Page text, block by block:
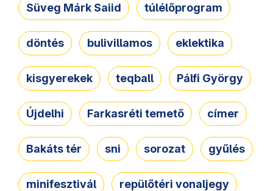
Süveg Márk Saiid túlélőprogram
döntés bulivillamos eklektika
kisgyerekek teqball Pálfi György
Újdelhi Farkasréti temető címer
Bakáts tér sni sorozat gyűlés
minifesztivál repülőtéri vonaljegy